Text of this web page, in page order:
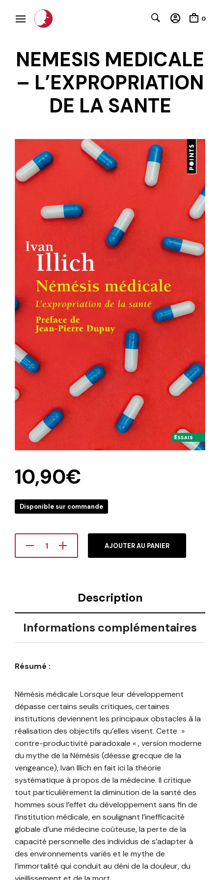
0
NEMESIS MEDICALE
– L’EXPROPRIATION
DE LA SANTE
10,90€
Disponible sur commande
AJOUTER AU PANIER
Description
Informations complémentaires
Résumé :
Némésis médicale Lorsque leur développement
dépasse certains seuils critiques, certaines
institutions deviennent les principaux obstacles à la
réalisation des objectifs qu’elles visent. Cette »
contre-productivité paradoxale « , version moderne
du mythe de la Némésis (déesse grecque de la
vengeance), Ivan Illich en fait ici la théorie
systématique à propos de la médecine. Il critique
tout particulièrement la diminution de la santé des
hommes sous l’effet du développement sans fin de
l’institution médicale, en soulignant l’inefficacité
globale d’une médecine coûteuse, la perte de la
capacité personnelle des individus de s’adapter à
des environnements variés et le mythe de
l’immortalité qui conduit au déni de la douleur, du